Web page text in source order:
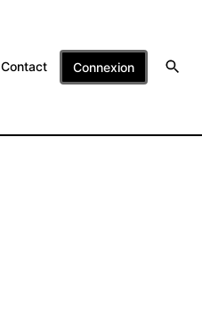
Contact Connexion